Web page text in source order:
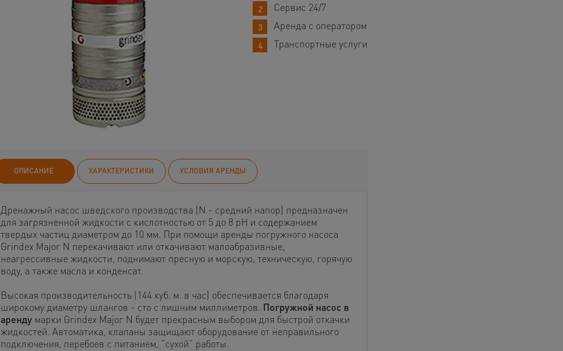
Сервис 24/7
Аренда с оператором
Транспортные услуги
ОПИСАНИЕ ХАРАКТЕРИСТИКИ УСЛОВИЯ АРЕНДЫ
Дренажный насос шведского производства (N - средний напор) предназначен
для загрязненной жидкости с кислотностью от 5 до 8 pH и содержанием
твердых частиц диаметром до 10 мм. При помощи аренды погружного насоса
Grindex Major N перекачивают или откачивают малоабразивные,
неагрессивные жидкости, поднимают пресную и морскую, техническую, горячую
воду, а также масла и конденсат.
Высокая производительность (144 куб. м. в час) обеспечивается благодаря
широкому диаметру шлангов - сто с лишним миллиметров. Погружной насос в
арендумарки Grindex Major N будет прекрасным выбором для быстрой откачки
жидкостей. Автоматика, клапаны защищают оборудование от неправильного
подключения, перебоев с питанием, “сухой” работы.